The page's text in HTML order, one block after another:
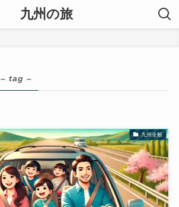
九州の旅
– tag –
九州全般